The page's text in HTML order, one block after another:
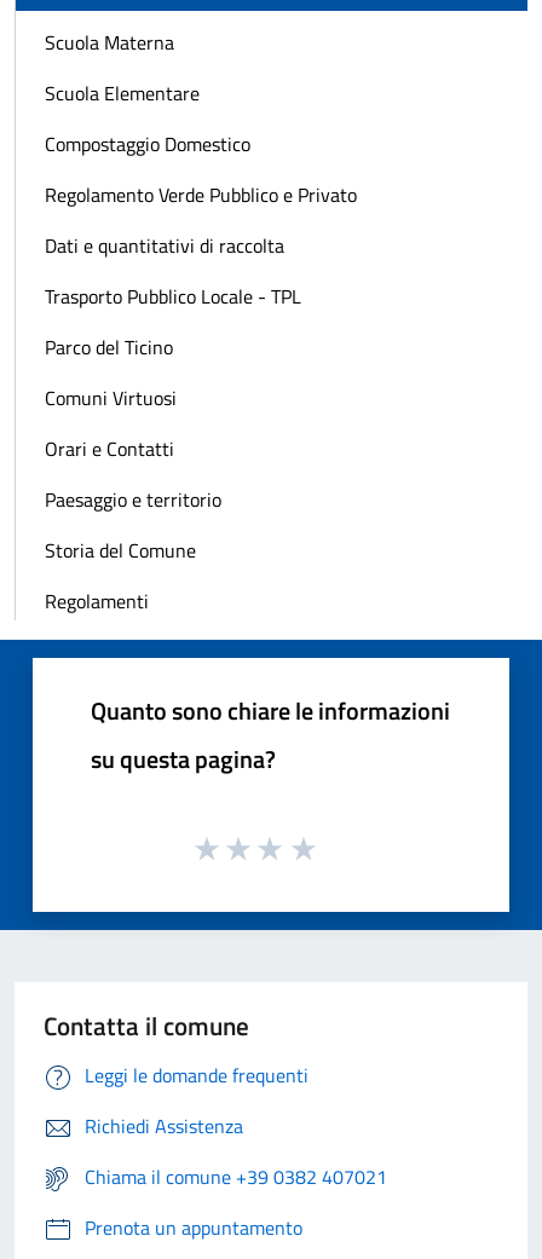
Scuola Materna
Scuola Elementare
Compostaggio Domestico
Regolamento Verde Pubblico e Privato
Dati e quantitativi di raccolta
Trasporto Pubblico Locale - TPL
Parco del Ticino
Comuni Virtuosi
Orari e Contatti
Paesaggio e territorio
Storia del Comune
Regolamenti
Quanto sono chiare le informazioni
su questa pagina?
Contatta il comune
Leggi le domande frequenti
Richiedi Assistenza
Chiama il comune +39 0382 407021
Prenota un appuntamento